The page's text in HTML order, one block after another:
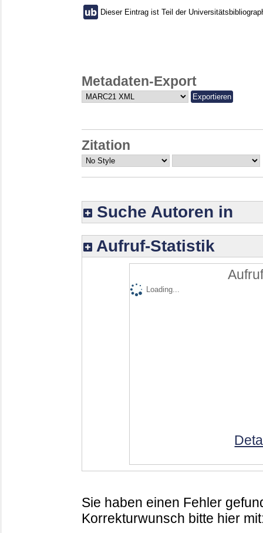
Dieser Eintrag ist Teil der
Metadaten-Export
Zitation
Suche Autoren in
Aufruf-Statistik
Loading...
Sie haben einen Fehler
Korrekturwunsch bitte hier